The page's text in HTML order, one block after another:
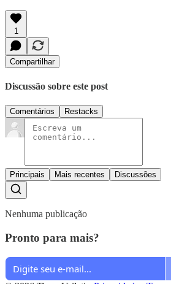
1
Compartilhar
Discussão sobre este post
Comentários Restacks
Principais Mais recentes Discussões
Nenhuma publicação
Pronto para mais?